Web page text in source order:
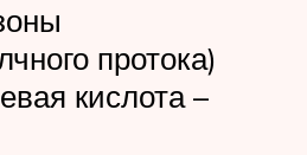
протока)
кислота –